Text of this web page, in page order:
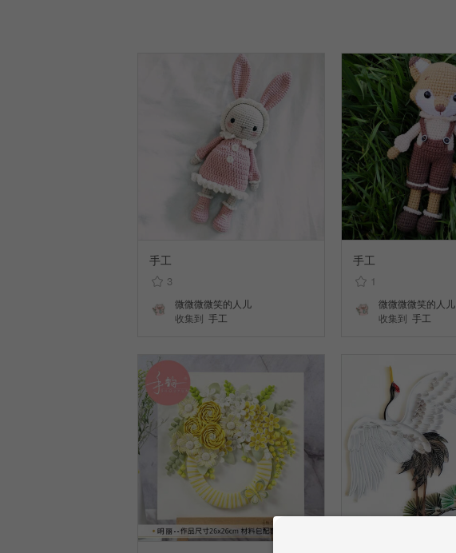
手工
3
微微微微笑的人儿
收集到 手工
手工
1
微微微微笑的人儿
收集到 手工